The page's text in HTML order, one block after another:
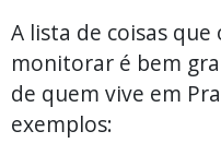
A lista de coisas
monitorar é bem
de quem vive em
exemplos: